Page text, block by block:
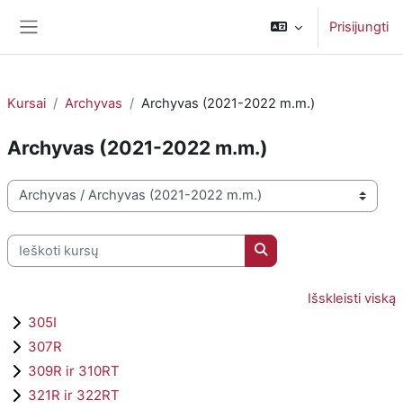
Prisijungti
Kursai Archyvas Archyvas (2021-2022 m.m.)
Archyvas (2021-2022 m.m.)
Kursų kategorijos
Ieškoti kursų
Ieškoti kursų
Išskleisti viską
305I
307R
309R ir 310RT
321R ir 322RT